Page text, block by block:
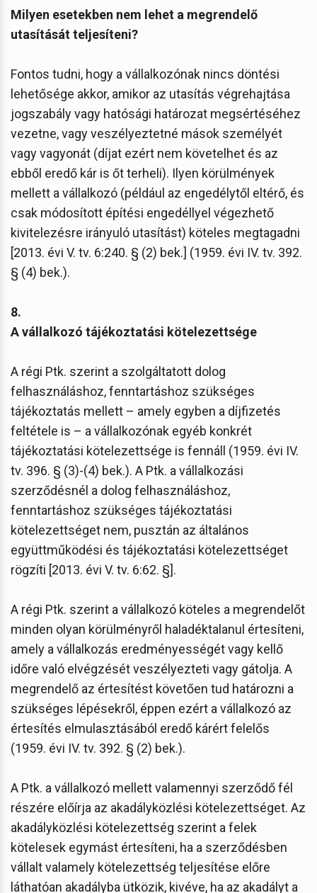
Milyen esetekben nem lehet a megrendelő
utasítását teljesíteni?
Fontos tudni, hogy a vállalkozónak nincs döntési
lehetősége akkor, amikor az utasítás végrehajtása
jogszabály vagy hatósági határozat megsértéséhez
vezetne, vagy veszélyeztetné mások személyét
vagy vagyonát (díjat ezért nem követelhet és az
ebből eredő kár is őt terheli). Ilyen körülmények
mellett a vállalkozó (például az engedélytől eltérő, és
csak módosított építési engedéllyel végezhető
kivitelezésre irányuló utasítást) köteles megtagadni
[2013. évi V. tv. 6:240. § (2) bek.] (1959. évi IV. tv. 392.
§ (4) bek.).
8.
A vállalkozó tájékoztatási kötelezettsége
A régi Ptk. szerint a szolgáltatott dolog
felhasználáshoz, fenntartáshoz szükséges
tájékoztatás mellett – amely egyben a díjfizetés
feltétele is – a vállalkozónak egyéb konkrét
tájékoztatási kötelezettsége is fennáll (1959. évi IV.
tv. 396. § (3)-(4) bek.). A Ptk. a vállalkozási
szerződésnél a dolog felhasználáshoz,
fenntartáshoz szükséges tájékoztatási
kötelezettséget nem, pusztán az általános
együttműködési és tájékoztatási kötelezettséget
rögzíti [2013. évi V. tv. 6:62. §].
A régi Ptk. szerint a vállalkozó köteles a megrendelőt
minden olyan körülményről haladéktalanul értesíteni,
amely a vállalkozás eredményességét vagy kellő
időre való elvégzését veszélyezteti vagy gátolja. A
megrendelő az értesítést követően tud határozni a
szükséges lépésekről, éppen ezért a vállalkozó az
értesítés elmulasztásából eredő kárért felelős
(1959. évi IV. tv. 392. § (2) bek.).
A Ptk. a vállalkozó mellett valamennyi szerződő fél
részére előírja az akadályközlési kötelezettséget. Az
akadályközlési kötelezettség szerint a felek
kötelesek egymást értesíteni, ha a szerződésben
vállalt valamely kötelezettség teljesítése előre
láthatóan akadályba ütközik, kivéve, ha az akadályt a